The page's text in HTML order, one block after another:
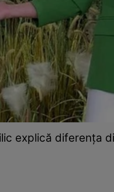
explică diferența